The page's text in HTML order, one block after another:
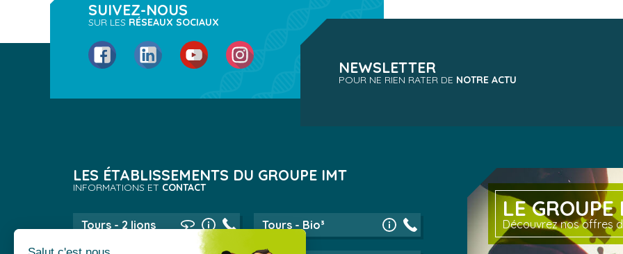
SUIVEZ-NOUS
SUR LES RÉSEAUX SOCIAUX
FacebookLinkedIn YouTube Instagram
NEWSLETTER
POUR NE RIEN RATER DE NOTRE ACTU
LES ÉTABLISSEMENTS DU GROUPE IMT
INFORMATIONS ET CONTACT
Tours - 2 lions Tours - Bio³
LE GROUPE
Découvrez nos offres